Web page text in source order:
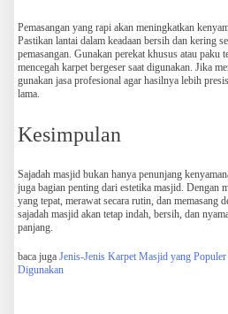
Pemasangan yang rapi akan meningkatkan
Pastikan lantai dalam keadaan bersih dan kering
pemasangan. Gunakan perekat khusus atau paku
mencegah karpet bergeser saat digunakan. Jika
gunakan jasa profesional agar hasilnya lebih
lama.
Kesimpulan
Sajadah masjid bukan hanya penunjang
juga bagian penting dari estetika masjid. Dengan
yang tepat, merawat secara rutin, dan memasang
sajadah masjid akan tetap indah, bersih, dan
panjang.
baca juga Jenis-Jenis Karpet Masjid yang
Digunakan